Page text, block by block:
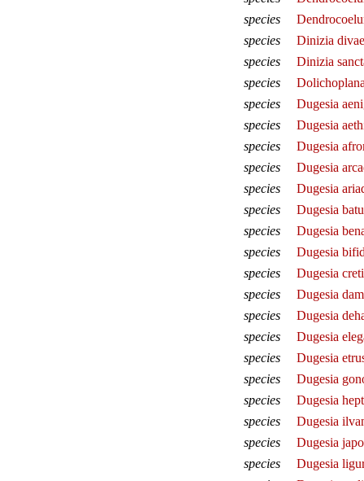
species
species
Dinizia divae
species
Dinizia
species
species
Dugesia
species
Dugesia
species
Dugesia
species
Dugesia
species
Dugesia
species
Dugesia
species
Dugesia
species
Dugesia
species
Dugesia
species
Dugesia
species
Dugesia
species
Dugesia
species
Dugesia
species
Dugesia
species
Dugesia
species
Dugesia
species
Dugesia
species
Dugesia